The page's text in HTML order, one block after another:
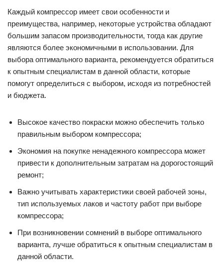
Каждый компрессор имеет свои особенности и
преимущества, например, некоторые устройства обладают
большим запасом производительности, тогда как другие
являются более экономичными в использовании. Для
выбора оптимального варианта, рекомендуется обратиться
к опытным специалистам в данной области, которые
помогут определиться с выбором, исходя из потребностей
и бюджета.
Высокое качество покраски можно обеспечить только
правильным выбором компрессора;
Экономия на покупке ненадежного компрессора может
привести к дополнительным затратам на дорогостоящий
ремонт;
Важно учитывать характеристики своей рабочей зоны,
тип используемых лаков и частоту работ при выборе
компрессора;
При возникновении сомнений в выборе оптимального
варианта, лучше обратиться к опытным специалистам в
данной области.